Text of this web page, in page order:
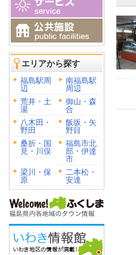
エリアから探す
福島駅周
辺
南福島駅
周辺
荒井・土
湯
御山・森
合
八木田・
野田
飯坂・矢
野目
桑折・国
見・川俣
福島市北
部・伊達
市
梁川・保
原
二本松・
安達